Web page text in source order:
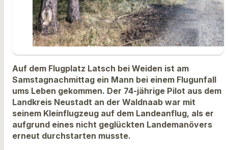
Auf dem Flugplatz Latsch bei Weiden ist am
Samstagnachmittag ein Mann bei einem Flugunfall
ums Leben gekommen. Der 74-jährige Pilot aus dem
Landkreis Neustadt an der Waldnaab war mit
seinem Kleinflugzeug auf dem Landeanflug, als er
aufgrund eines nicht geglückten Landemanövers
erneut durchstarten musste.